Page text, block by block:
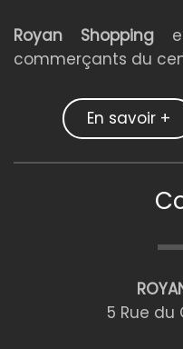
Royan Shopping
commerçants du
En savoir +
5 Rue du